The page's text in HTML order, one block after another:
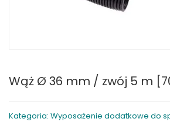
Wąż Ø 36 mm / zwój 5 m
Kategoria: Wyposażenie dodatkowe do